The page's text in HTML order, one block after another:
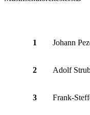
1 Johann
2 Adolf
3 Frank-